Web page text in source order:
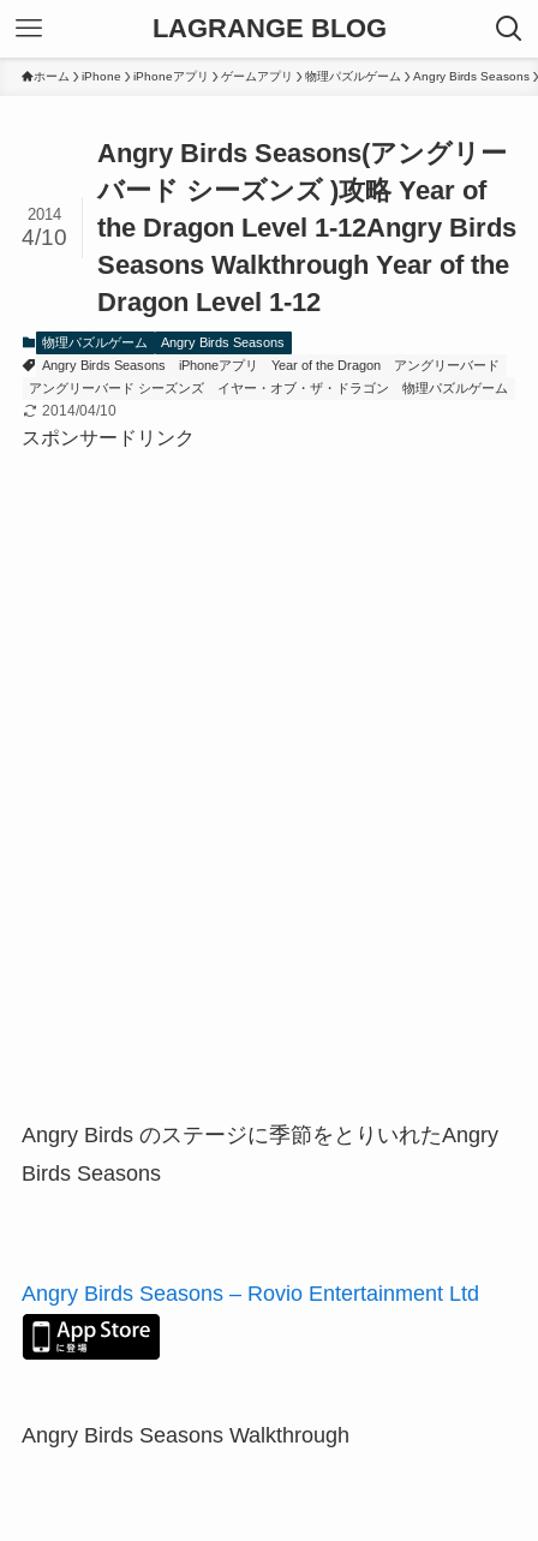
LAGRANGE BLOG
ホーム iPhone iPhoneアプリ ゲームアプリ 物理パズルゲーム Angry Birds Seasons
Angry Birds Seasons(アングリー
バード シーズンズ )攻略 Year of
the Dragon Level 1-12Angry Birds
Seasons Walkthrough Year of the
Dragon Level 1-12
2014
4/10
物理パズルゲーム
Angry Birds Seasons
Angry Birds Seasons
iPhoneアプリ Year of the Dragon
アングリーバード
アングリーバード シーズンズ
イヤー・オブ・ザ・ドラゴン 物理パズルゲーム
2014/04/10
スポンサードリンク
Angry Birds のステージに季節をとりいれたAngry
Birds Seasons
Angry Birds Seasons – Rovio Entertainment Ltd
Angry Birds Seasons Walkthrough